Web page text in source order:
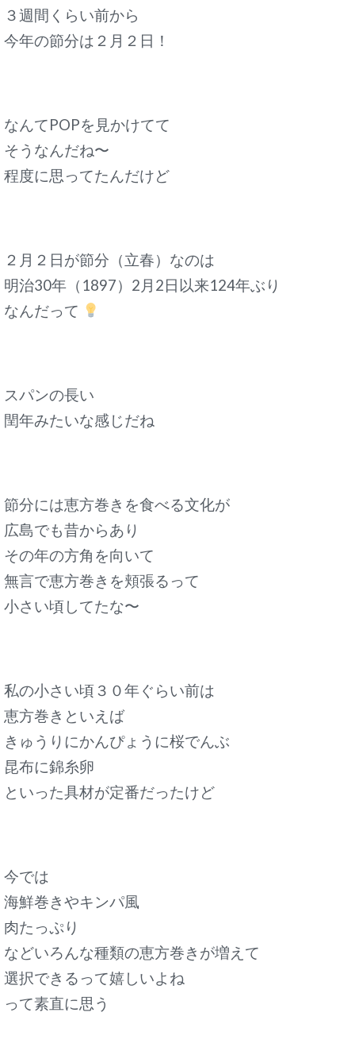
３週間くらい前から
今年の節分は２月２日！
なんてPOPを見かけてて
そうなんだね〜
程度に思ってたんだけど
２月２日が節分（立春）なのは
明治30年（1897）2月2日以来124年ぶり
なんだって
スパンの長い
閏年みたいな感じだね
節分には恵方巻きを食べる文化が
広島でも昔からあり
その年の方角を向いて
無言で恵方巻きを頬張るって
小さい頃してたな〜
私の小さい頃３０年ぐらい前は
恵方巻きといえば
きゅうりにかんぴょうに桜でんぶ
昆布に錦糸卵
といった具材が定番だったけど
今では
海鮮巻きやキンパ風
肉たっぷり
などいろんな種類の恵方巻きが増えて
選択できるって嬉しいよね
って素直に思う